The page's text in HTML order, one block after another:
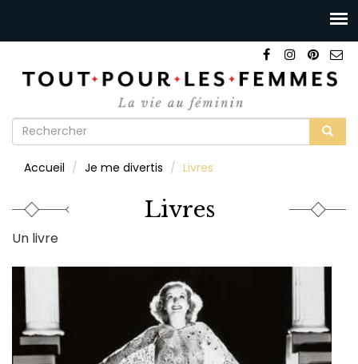
Formulaire
recherche
Accueil Je me divertis Livres
Livres
Un livre